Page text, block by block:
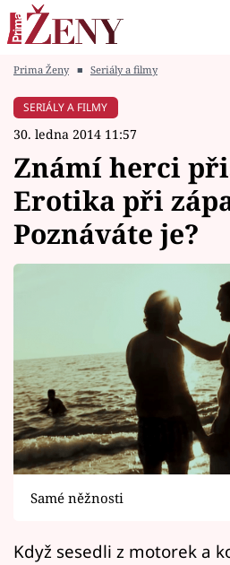
Módní alarm
Témata
Celebrity
Seriály
Horoskopy
Sledujte prima+
Filmový festival
Prima Ženy ■ Seriály a filmy
SERIÁLY A FILMY
30. ledna 2014 11:57
Známí herci
Erotika při
Poznáváte je?
Samé něžnosti
Když sesedli z motorek a